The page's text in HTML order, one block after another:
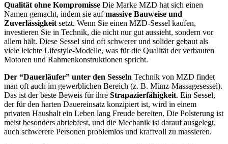
Qualität ohne Kompromisse Die Marke MZD hat sich einen
Namen gemacht, indem sie aufmassive Bauweise und
Zuverlässigkeit setzt. Wenn Sie einen MZD-Sessel kaufen,
investieren Sie in Technik, die nicht nur gut aussieht, sondern vor
allem hält. Diese Sessel sind oft schwerer und solider gebaut als
viele leichte Lifestyle-Modelle, was für die Qualität der verbauten
Motoren und Rahmenkonstruktionen spricht.
Der “Dauerläufer” unter den Sesseln Technik von MZD findet
man oft auch im gewerblichen Bereich (z. B. Münz-Massagesessel).
Das ist der beste Beweis für ihre Strapazierfähigkeit. Ein Sessel,
der für den harten Dauereinsatz konzipiert ist, wird in einem
privaten Haushalt ein Leben lang Freude bereiten. Die Polsterung ist
meist besonders abriebfest, und die Mechanik ist darauf ausgelegt,
auch schwerere Personen problemlos und kraftvoll zu massieren.